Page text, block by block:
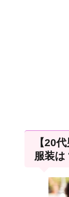
【20
服装は